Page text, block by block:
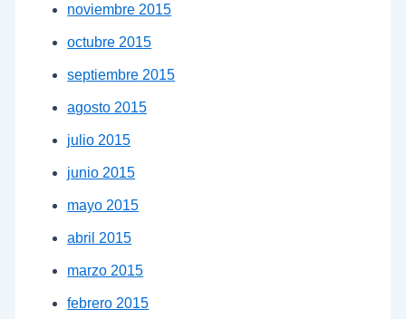
noviembre 2015
octubre 2015
septiembre 2015
agosto 2015
julio 2015
junio 2015
mayo 2015
abril 2015
marzo 2015
febrero 2015